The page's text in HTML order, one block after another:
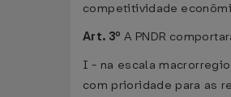
competitividade
Art. 3ºA PNDR
I - na escala
com prioridade para as